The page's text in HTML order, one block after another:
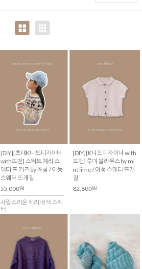
[DIY][초대K니트디자이너
with뜨앤] 스위트 체리 스
웨터 포 키즈 by 체칠 / 아동
스웨터 뜨개질
55,000원
사랑스러운 체리 배색 스웨
터
[DIY][K니트디자이너 with
뜨앤] 루미 블라우스 by mi
nt lime / 여성 스웨터 뜨개
질
82,800원